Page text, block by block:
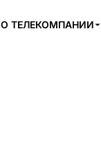
О ТЕЛЕКОМПАНИИ